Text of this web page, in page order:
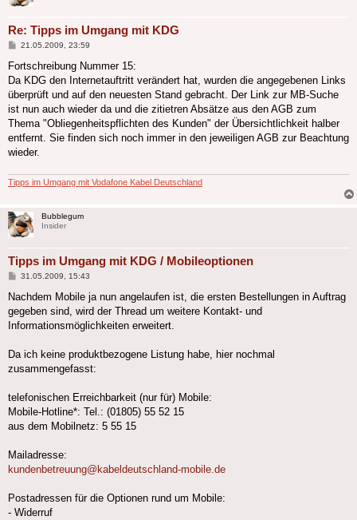
Re: Tipps im Umgang mit KDG
Beitrag
21.05.2009, 23:59
Fortschreibung Nummer 15:
Da KDG den Internetauftritt verändert hat, wurden die angegebenen Links
überprüft und auf den neuesten Stand gebracht. Der Link zur MB-Suche
ist nun auch wieder da und die zitietren Absätze aus den AGB zum
Thema "Obliegenheitspflichten des Kunden" der Übersichtlichkeit halber
entfernt. Sie finden sich noch immer in den jeweiligen AGB zur Beachtung
wieder.
Tipps im Umgang mit Vodafone Kabel Deutschland
Bubblegum
Insider
Tipps im Umgang mit KDG / Mobileoptionen
Beitrag
31.05.2009, 15:43
Nachdem Mobile ja nun angelaufen ist, die ersten Bestellungen in Auftrag
gegeben sind, wird der Thread um weitere Kontakt- und
Informationsmöglichkeiten erweitert.
Da ich keine produktbezogene Listung habe, hier nochmal
zusammengefasst:
telefonischen Erreichbarkeit (nur für) Mobile:
Mobile-Hotline*: Tel.: (01805) 55 52 15
aus dem Mobilnetz: 5 55 15
Mailadresse:
kundenbetreuung@kabeldeutschland-mobile.de
Postadressen für die Optionen rund um Mobile:
- Widerruf